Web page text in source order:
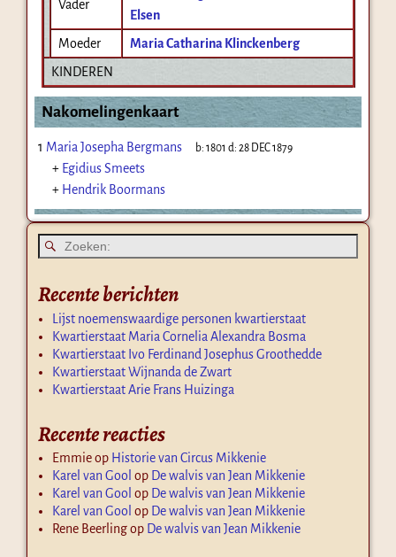
Vader
Elsen
Moeder
Maria Catharina Klinckenberg
KINDEREN
Nakomelingenkaart
1 Maria Josepha Bergmans b:1801 d:28 DEC 1879
+ Egidius Smeets
+ Hendrik Boormans
Recente berichten
Lijst noemenswaardige personen kwartierstaat
Kwartierstaat Maria Cornelia Alexandra Bosma
Kwartierstaat Ivo Ferdinand Josephus Groothedde
Kwartierstaat Wijnanda de Zwart
Kwartierstaat Arie Frans Huizinga
Recente reacties
Emmieop Historie van Circus Mikkenie
Karel van Gool op De walvis van Jean Mikkenie
Karel van Gool op De walvis van Jean Mikkenie
Karel van Gool op De walvis van Jean Mikkenie
Rene Beerlingop De walvis van Jean Mikkenie